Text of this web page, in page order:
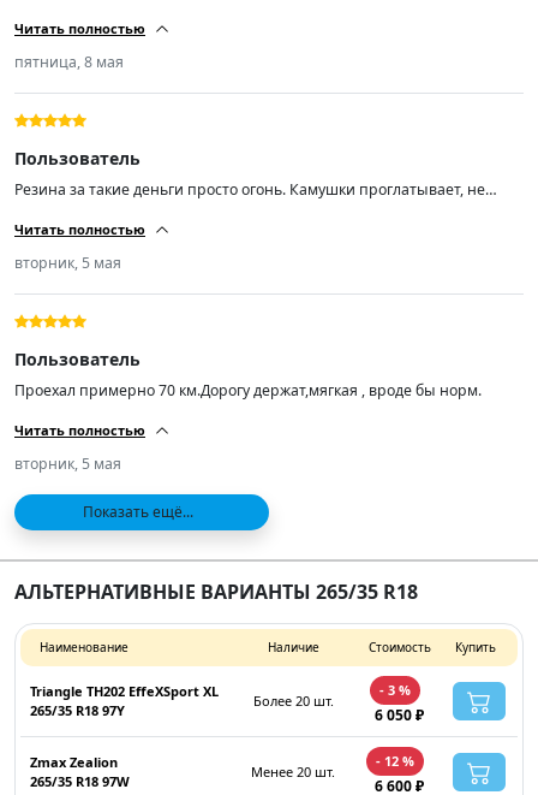
Читать полностью
пятница, 8 мая
Пользователь
Резина за такие деньги просто огонь. Камушки проглатывает, не
самое главное лучше нашей раз в 100.
Читать полностью
вторник, 5 мая
Пользователь
Проехал примерно 70 км.Дорогу держат,мягкая , вроде бы норм.
Читать полностью
вторник, 5 мая
Показать ещё...
АЛЬТЕРНАТИВНЫЕ ВАРИАНТЫ 265/35 R18
Наименование Наличие Стоимость Купить
Triangle TH202 EffeXSport XL
265/35 R18 97Y
Более 20 шт.
- 3 %
6 050 ₽
Zmax Zealion
265/35 R18 97W
Менее 20 шт.
- 12 %
6 600 ₽